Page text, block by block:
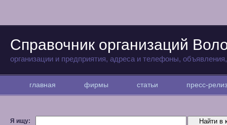
Справочник организаций
организации и предприятия, адреса и телефоны,
главная фирмы статьи пресс-
Я ищу: